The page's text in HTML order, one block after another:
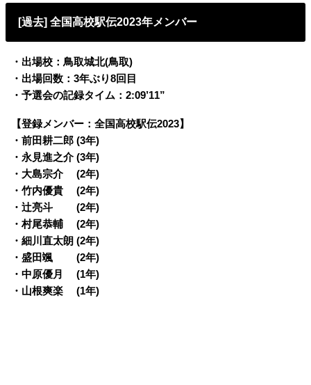
[過去] 全国高校駅伝2023年メンバー
・出場校：鳥取城北(鳥取)
・出場回数：3年ぶり8回目
・予選会の記録タイム：2:09’11”
【登録メンバー：全国高校駅伝2023】
・前田耕二郎 (3年)
・永見進之介 (3年)
・大島宗介 (2年)
・竹内優貴 (2年)
・辻亮斗 (2年)
・村尾恭輔 (2年)
・細川直太朗 (2年)
・盛田颯 (2年)
・中原優月 (1年)
・山根爽楽 (1年)